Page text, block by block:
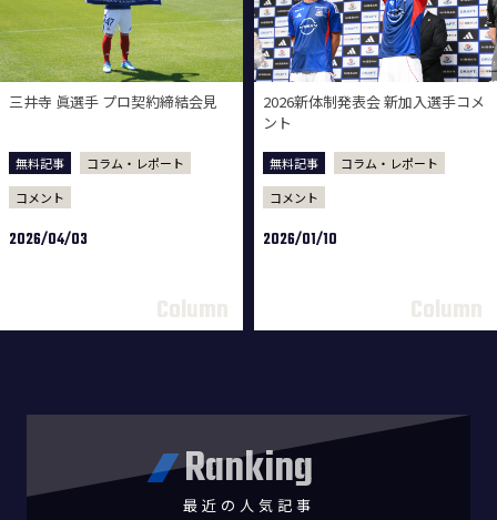
三井寺 眞選手 プロ契約締結会見
無料記事
コラム・レポート
コメント
2026/04/03
2026新体制発表会 新加入選手コメ
ント
無料記事
コラム・レポート
コメント
2026/01/10
Ranking
最近の人気記事